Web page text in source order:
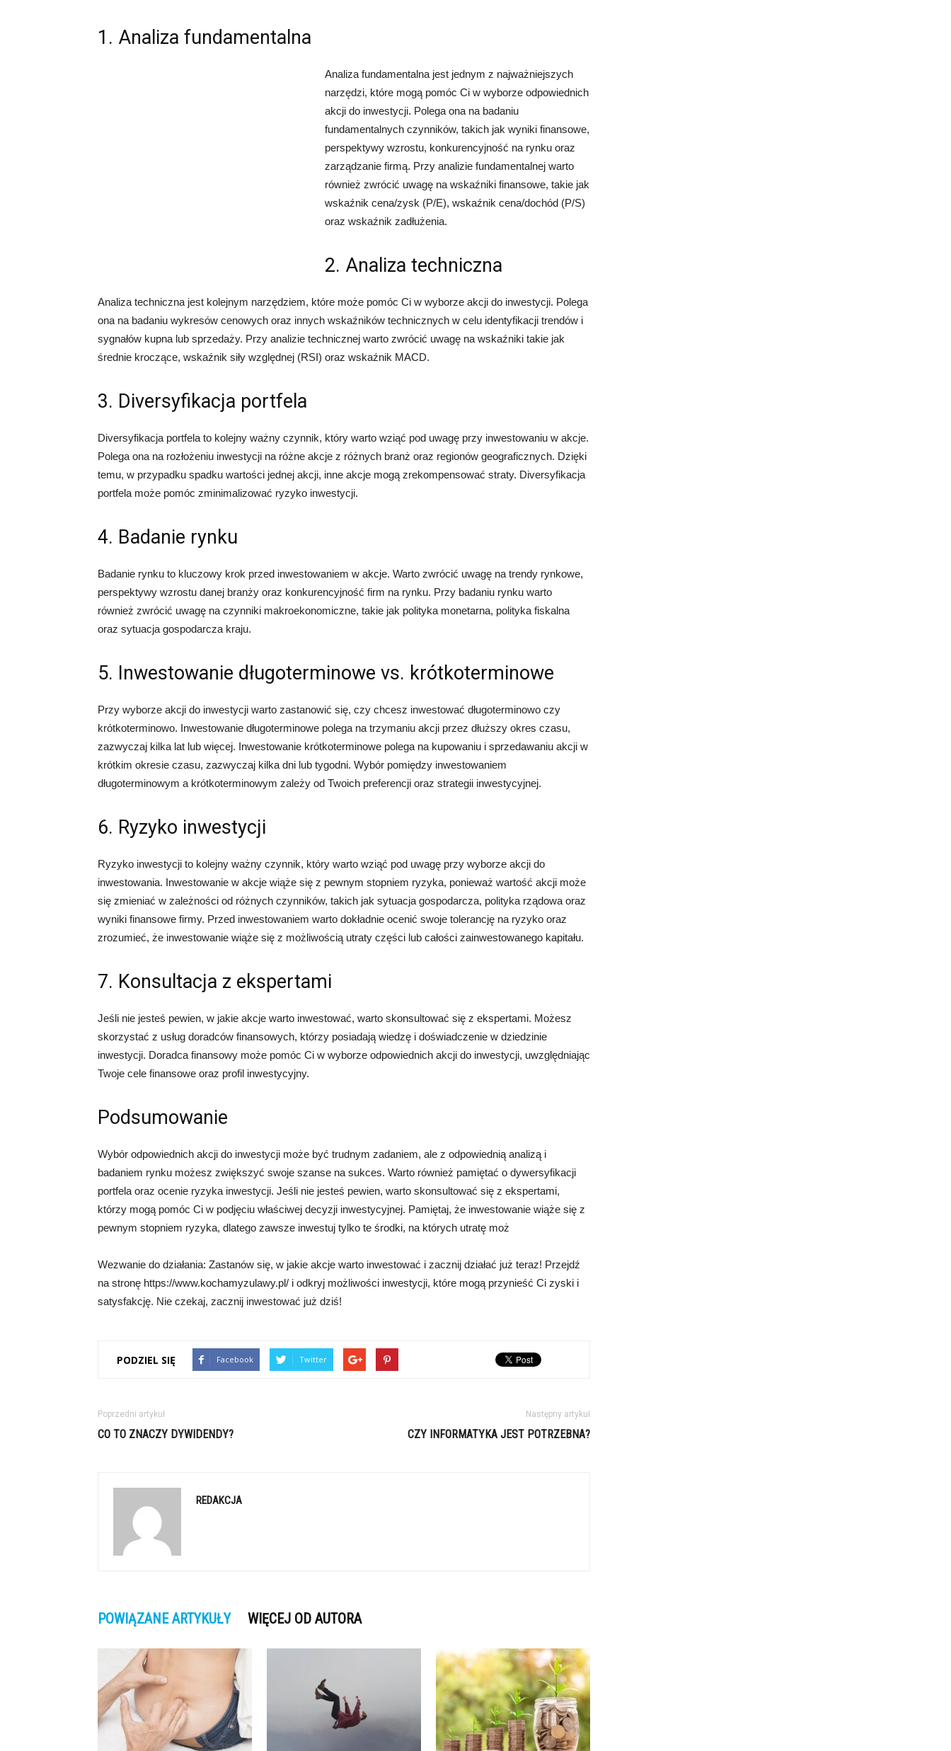
1. Analiza fundamentalna
Analiza fundamentalna jest jednym z najważniejszych
narzędzi, które mogą pomóc Ci w wyborze odpowiednich
akcji do inwestycji. Polega ona na badaniu
fundamentalnych czynników, takich jak wyniki finansowe,
perspektywy wzrostu, konkurencyjność na rynku oraz
zarządzanie firmą. Przy analizie fundamentalnej warto
również zwrócić uwagę na wskaźniki finansowe, takie jak
wskaźnik cena/zysk (P/E), wskaźnik cena/dochód (P/S)
oraz wskaźnik zadłużenia.
2. Analiza techniczna
Analiza techniczna jest kolejnym narzędziem, które może pomóc Ci w wyborze akcji do inwestycji. Polega
ona na badaniu wykresów cenowych oraz innych wskaźników technicznych w celu identyfikacji trendów i
sygnałów kupna lub sprzedaży. Przy analizie technicznej warto zwrócić uwagę na wskaźniki takie jak
średnie kroczące, wskaźnik siły względnej (RSI) oraz wskaźnik MACD.
3. Diversyfikacja portfela
Diversyfikacja portfela to kolejny ważny czynnik, który warto wziąć pod uwagę przy inwestowaniu w akcje.
Polega ona na rozłożeniu inwestycji na różne akcje z różnych branż oraz regionów geograficznych. Dzięki
temu, w przypadku spadku wartości jednej akcji, inne akcje mogą zrekompensować straty. Diversyfikacja
portfela może pomóc zminimalizować ryzyko inwestycji.
4. Badanie rynku
Badanie rynku to kluczowy krok przed inwestowaniem w akcje. Warto zwrócić uwagę na trendy rynkowe,
perspektywy wzrostu danej branży oraz konkurencyjność firm na rynku. Przy badaniu rynku warto
również zwrócić uwagę na czynniki makroekonomiczne, takie jak polityka monetarna, polityka fiskalna
oraz sytuacja gospodarcza kraju.
5. Inwestowanie długoterminowe vs. krótkoterminowe
Przy wyborze akcji do inwestycji warto zastanowić się, czy chcesz inwestować długoterminowo czy
krótkoterminowo. Inwestowanie długoterminowe polega na trzymaniu akcji przez dłuższy okres czasu,
zazwyczaj kilka lat lub więcej. Inwestowanie krótkoterminowe polega na kupowaniu i sprzedawaniu akcji w
krótkim okresie czasu, zazwyczaj kilka dni lub tygodni. Wybór pomiędzy inwestowaniem
długoterminowym a krótkoterminowym zależy od Twoich preferencji oraz strategii inwestycyjnej.
6. Ryzyko inwestycji
Ryzyko inwestycji to kolejny ważny czynnik, który warto wziąć pod uwagę przy wyborze akcji do
inwestowania. Inwestowanie w akcje wiąże się z pewnym stopniem ryzyka, ponieważ wartość akcji może
się zmieniać w zależności od różnych czynników, takich jak sytuacja gospodarcza, polityka rządowa oraz
wyniki finansowe firmy. Przed inwestowaniem warto dokładnie ocenić swoje tolerancję na ryzyko oraz
zrozumieć, że inwestowanie wiąże się z możliwością utraty części lub całości zainwestowanego kapitału.
7. Konsultacja z ekspertami
Jeśli nie jesteś pewien, w jakie akcje warto inwestować, warto skonsultować się z ekspertami. Możesz
skorzystać z usług doradców finansowych, którzy posiadają wiedzę i doświadczenie w dziedzinie
inwestycji. Doradca finansowy może pomóc Ci w wyborze odpowiednich akcji do inwestycji, uwzględniając
Twoje cele finansowe oraz profil inwestycyjny.
Podsumowanie
Wybór odpowiednich akcji do inwestycji może być trudnym zadaniem, ale z odpowiednią analizą i
badaniem rynku możesz zwiększyć swoje szanse na sukces. Warto również pamiętać o dywersyfikacji
portfela oraz ocenie ryzyka inwestycji. Jeśli nie jesteś pewien, warto skonsultować się z ekspertami,
którzy mogą pomóc Ci w podjęciu właściwej decyzji inwestycyjnej. Pamiętaj, że inwestowanie wiąże się z
pewnym stopniem ryzyka, dlatego zawsze inwestuj tylko te środki, na których utratę moż
Wezwanie do działania: Zastanów się, w jakie akcje warto inwestować i zacznij działać już teraz! Przejdź
na stronę https://www.kochamyzulawy.pl/ i odkryj możliwości inwestycji, które mogą przynieść Ci zyski i
satysfakcję. Nie czekaj, zacznij inwestować już dziś!
PODZIEL SIĘ Facebook Twitter
Poprzedni artykuł
CO TO ZNACZY DYWIDENDY?
Następny artykuł
CZY INFORMATYKA JEST POTRZEBNA?
REDAKCJA
POWIĄZANE ARTYKUŁY WIĘCEJ OD AUTORA